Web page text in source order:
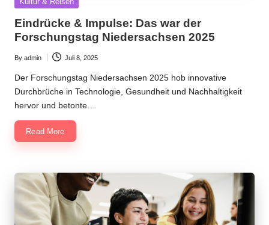
Eindrücke & Impulse: Das war der
Forschungstag Niedersachsen 2025
Posted
by
By admin Juli 8, 2025
Der Forschungstag Niedersachsen 2025 hob innovative
Durchbrüche in Technologie, Gesundheit und Nachhaltigkeit
hervor und betonte…
Read More